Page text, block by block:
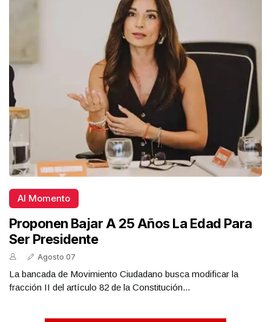
Al Momento
Proponen Bajar A 25 Años La Edad Para
Ser Presidente
Agosto 07
La bancada de Movimiento Ciudadano busca modificar la
fracción II del artículo 82 de la Constitución...